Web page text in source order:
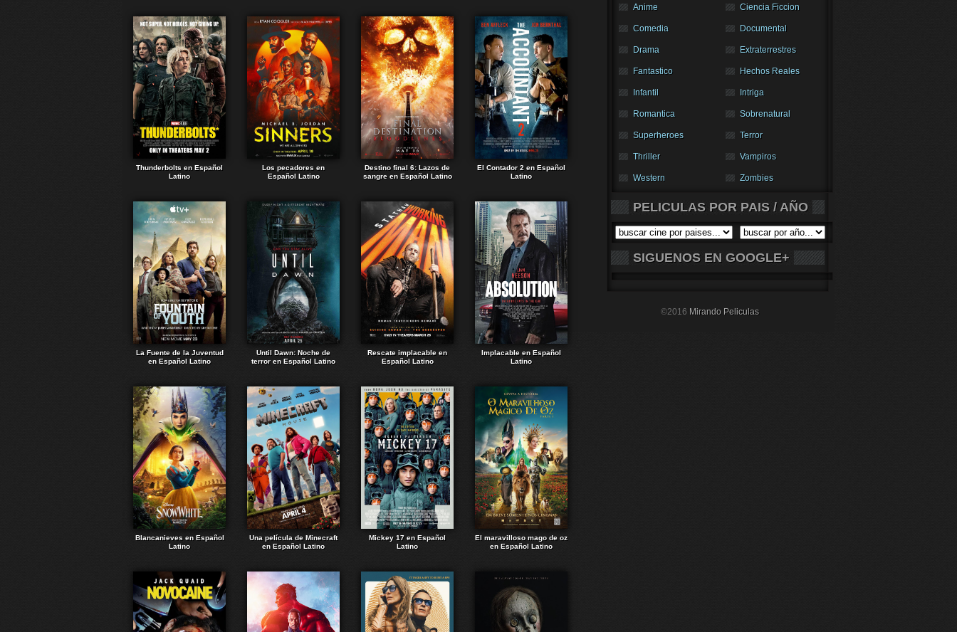
Thunderbolts en Español
Latino
Los pecadores en
Español Latino
Destino final 6: Lazos de
sangre en Español Latino
El Contador 2 en Español
Latino
La Fuente de la Juventud
en Español Latino
Until Dawn: Noche de
terror en Español Latino
Rescate implacable en
Español Latino
Implacable en Español
Latino
Blancanieves en Español
Latino
Una película de Minecraft
en Español Latino
Mickey 17 en Español
Latino
El maravilloso mago de oz
en Español Latino
Anime Ciencia Ficcion
Comedia Documental
Drama Extraterrestres
Fantastico Hechos Reales
Infantil Intriga
Romantica Sobrenatural
Superheroes Terror
Thriller Vampiros
Western Zombies
PELICULAS POR PAIS / AÑO
SIGUENOS EN GOOGLE+
©2016 Mirando Peliculas